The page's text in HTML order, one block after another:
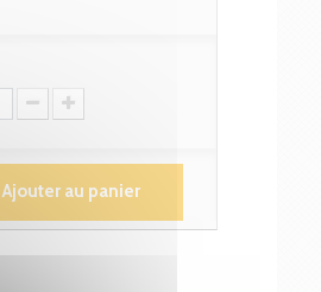
Ajouter au panier